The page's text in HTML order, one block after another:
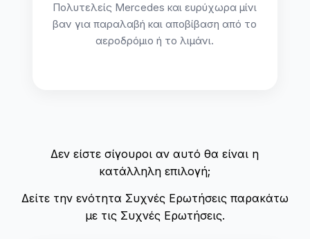
Πολυτελείς Mercedes και ευρύχωρα μίνι
βαν για παραλαβή και αποβίβαση από το
αεροδρόμιο ή το λιμάνι.
Δεν είστε σίγουροι αν αυτό θα είναι η
κατάλληλη επιλογή;
Δείτε την ενότητα Συχνές Ερωτήσεις παρακάτω
με τις Συχνές Ερωτήσεις.